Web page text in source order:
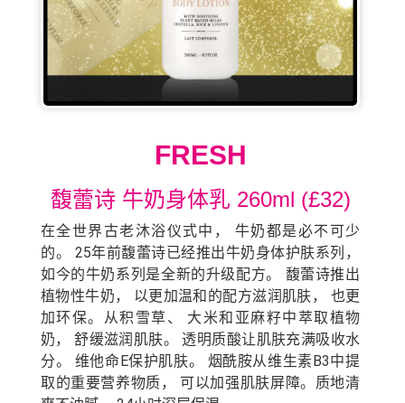
FRESH
馥蕾诗 牛奶身体乳 260ml (£32)
在全世界古老沐浴仪式中， 牛奶都是必不可少
的。 25年前馥蕾诗已经推出牛奶身体护肤系列，
如今的牛奶系列是全新的升级配方。 馥蕾诗推出
植物性牛奶， 以更加温和的配方滋润肌肤， 也更
加环保。从积雪草、 大米和亚麻籽中萃取植物
奶， 舒缓滋润肌肤。 透明质酸让肌肤充满吸收水
分。 维他命E保护肌肤。 烟酰胺从维生素B3中提
取的重要营养物质， 可以加强肌肤屏障。质地清